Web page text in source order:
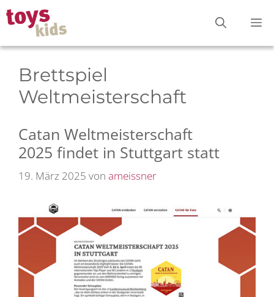
Zum
Inhalt
springen
Brettspiel
Weltmeisterschaft
Catan Weltmeisterschaft
2025 findet in Stuttgart statt
19. März 2025 von ameissner